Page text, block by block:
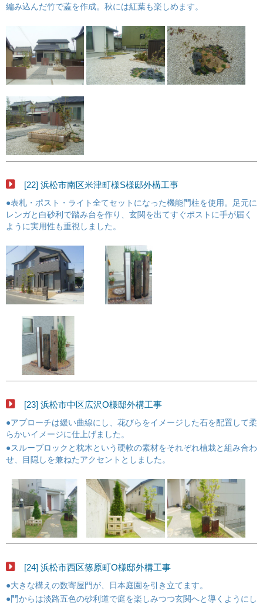
編み込んだ竹で蓋を作成。秋には紅葉も楽しめます。
[22] 浜松市南区米津町様S様邸外構工事
●表札・ポスト・ライト全てセットになった機能門柱を使用。足元に
レンガと白砂利で踏み台を作り、玄関を出てすぐポストに手が届く
ように実用性も重視しました。
[23] 浜松市中区広沢O様邸外構工事
●アプローチは緩い曲線にし、花びらをイメージした石を配置して柔
らかいイメージに仕上げました。
●スルーブロックと枕木という硬軟の素材をそれぞれ植栽と組み合わ
せ、目隠しを兼ねたアクセントとしました。
[24] 浜松市西区篠原町O様邸外構工事
●大きな構えの数寄屋門が、日本庭園を引き立てます。
●門からは淡路五色の砂利道で庭を楽しみつつ玄関へと導くようにし